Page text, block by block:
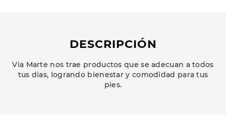
DESCRIPCIÓN
Via Marte nos trae productos que se adecuan a todos
tus dias, logrando bienestar y comodidad para tus
pies.